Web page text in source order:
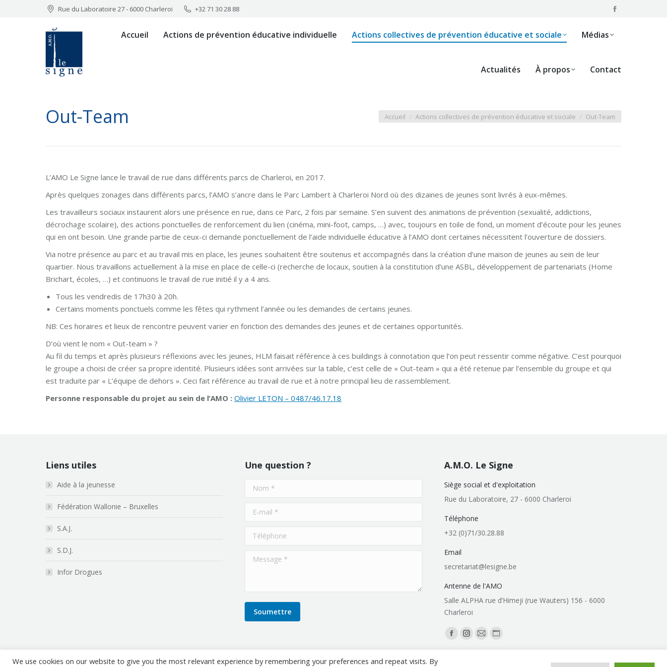
Rue du Laboratoire 27 - 6000 Charleroi +32 71 30 28 88
Facebook
new
Accueil Actions de prévention éducative individuelle Actions collectives de prévention éducative et sociale Médias
Actualités À propos Contact
Out-Team Vous êtes ici :
Accueil Actions collectives de prévention éducative et sociale Out-Team
L’AMO Le Signe lance le travail de rue dans différents parcs de Charleroi, en 2017.
Après quelques zonages dans différents parcs, l’AMO s’ancre dans le Parc Lambert à Charleroi Nord où des dizaines de jeunes sont livrés à eux-mêmes.
Les travailleurs sociaux instaurent alors une présence en rue, dans ce Parc, 2 fois par semaine. S’en suivent des animations de prévention (sexualité, addictions,
décrochage scolaire), des actions ponctuelles de renforcement du lien (cinéma, mini-foot, camps, …) avec, toujours en toile de fond, un moment d’écoute pour les jeunes
qui en ont besoin. Une grande partie de ceux-ci demande ponctuellement de l’aide individuelle éducative à l’AMO dont certaines nécessitent l’ouverture de dossiers.
Via notre présence au parc et au travail mis en place, les jeunes souhaitent être soutenus et accompagnés dans la création d’une maison de jeunes au sein de leur
quartier. Nous travaillons actuellement à la mise en place de celle-ci (recherche de locaux, soutien à la constitution d’une ASBL, développement de partenariats (Home
Brichart, écoles, …) et continuons le travail de rue initié il y a 4 ans.
Tous les vendredis de 17h30 à 20h.
Certains moments ponctuels comme les fêtes qui rythment l’année ou les demandes de certains jeunes.
NB: Ces horaires et lieux de rencontre peuvent varier en fonction des demandes des jeunes et de certaines opportunités.
D’où vient le nom « Out-team » ?
Au fil du temps et après plusieurs réflexions avec les jeunes, HLM faisait référence à ces buildings à connotation que l’on peut ressentir comme négative. C’est pourquoi
le groupe a choisi de créer sa propre identité. Plusieurs idées sont arrivées sur la table, c’est celle de « Out-team » qui a été retenue par l’ensemble du groupe et qui
est traduite par « L’équipe de dehors ». Ceci fait référence au travail de rue et à notre principal lieu de rassemblement.
Personne responsable du projet au sein de l’AMO : Olivier LETON – 0487/46.17.18
Liens utiles
Aide à la jeunesse
Fédération Wallonie – Bruxelles
S.A.J.
S.D.J.
Infor Drogues
Une question ?
Nom *
E-mail *
Téléphone
Message *
Soumettre
A.M.O. Le Signe
Siège social et d'exploitation
Rue du Laboratoire, 27 - 6000 Charleroi
Téléphone
+32 (0)71/30.28.88
Email
secretariat@lesigne.be
Antenne de l'AMO
Salle ALPHA rue d’Himeji (rue Wauters) 156 - 6000
Charleroi
Trouvez nous sur :
Facebook
page
Instagram
page
Mail
page
Site
Web
We use cookies on our website to give you the most relevant experience by remembering your preferences and repeat visits. By
Actions de prévention éducative individuelle